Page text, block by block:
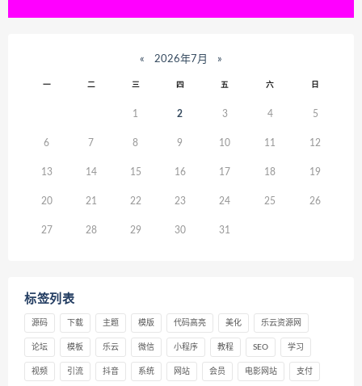
« 2026年7月 »
一 二 三 四 五 六 日
1 2 3 4 5
6 7 8 9 10 11 12
13 14 15 16 17 18 19
20 21 22 23 24 25 26
27 28 29 30 31
标签列表
源码 下载 主题 模版 代码高亮 美化 乐云资源网
论坛 模板 乐云 微信 小程序 教程 SEO 学习
视频 引流 抖音 系统 网站 会员 电影网站 支付